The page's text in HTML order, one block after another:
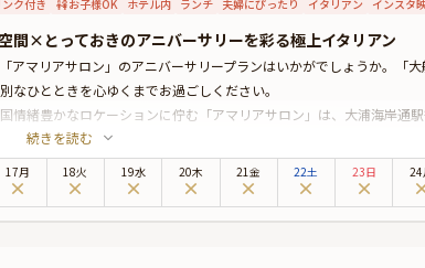
ク付き お子様OK ホテル内 ランチ 夫婦にぴったり イタリアン インスタ
間×とっておきのアニバーサリーを彩る極上イタリアン
マリアサロン」のアニバーサリープランはいかがでしょうか。「
ひとときを心ゆくまでお過ごしください。
情緒豊かなロケーションに佇む「アマリアサロン」は、大浦海岸通
。開放感のある、居心地の良い店内は大切な方との特別な記念日に
イタリアンコース。四季折々の地元食材が織りなす、目にも美しい
シーンを華やかに彩る乾杯用ドリンクと、メッセージを添えたデザ
続きを読む
17月 18火 19水 20木 21金 22土 23日 24